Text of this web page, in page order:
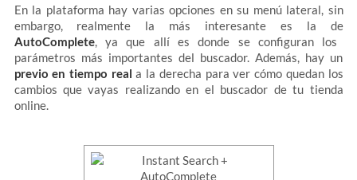
En la plataforma hay varias opciones en su menú lateral, sin
embargo, realmente la más interesante es la de
AutoComplete, ya que allí es donde se configuran los
parámetros más importantes del buscador. Además, hay un
previo en tiempo reala la derecha para ver cómo quedan los
cambios que vayas realizando en el buscador de tu tienda
online.